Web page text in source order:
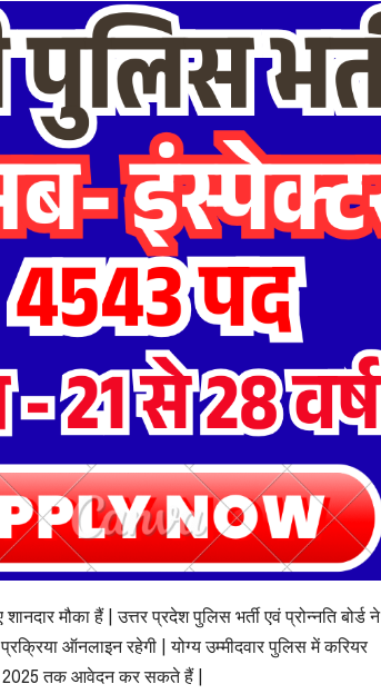
मौका हैं | उत्तर प्रदेश पुलिस भर्ती एवं प्रोन्नति बोर्ड ने
ऑनलाइन रहेगी | योग्य उम्मीदवार पुलिस में करियर
2025 तक आवेदन कर सकते हैं |